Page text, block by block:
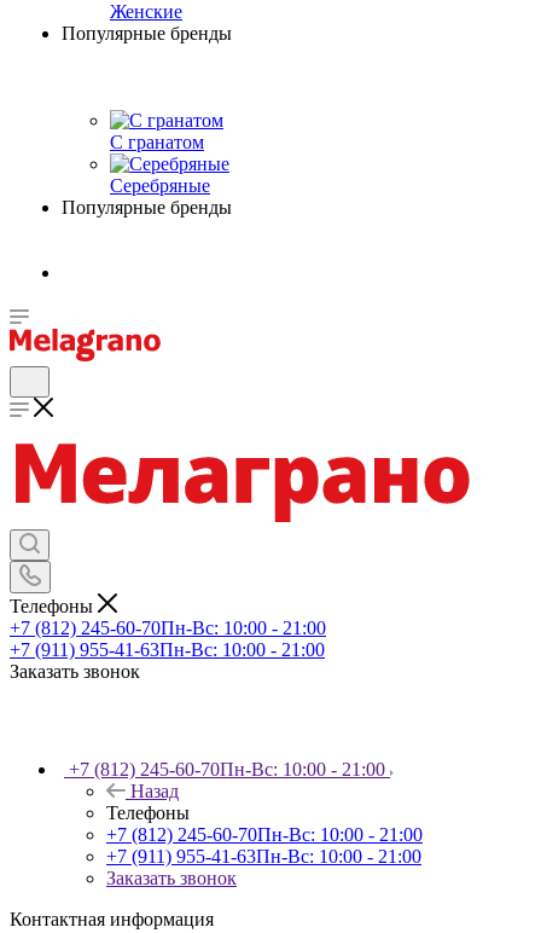
Женские
Популярные бренды
С гранатом
Серебряные
Популярные бренды
Телефоны
+7 (812) 245-60-70Пн-Вс: 10:00 - 21:00
+7 (911) 955-41-63Пн-Вс: 10:00 - 21:00
Заказать звонок
+7 (812) 245-60-70Пн-Вс: 10:00 - 21:00
Назад
Телефоны
+7 (812) 245-60-70Пн-Вс: 10:00 - 21:00
+7 (911) 955-41-63Пн-Вс: 10:00 - 21:00
Заказать звонок
Контактная информация